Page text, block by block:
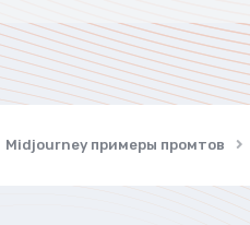
Midjourney примеры промтов